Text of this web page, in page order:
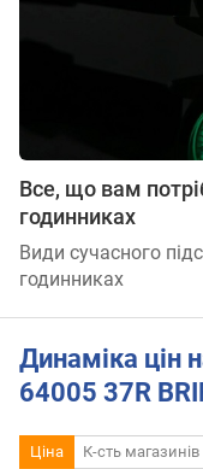
Все, що вам
годинниках
Види сучасного
годинниках
Динаміка цін
64005 37R
Ціна К-сть магазинів